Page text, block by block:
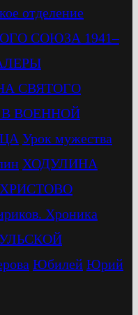
отделение
СОЮЗА 1941–
СВЯТОГО
ВОЕННОЙ
Урок мужества
ХОДУЛИНА
ХРИСТОВО
Хроника
Юбилей Юрий